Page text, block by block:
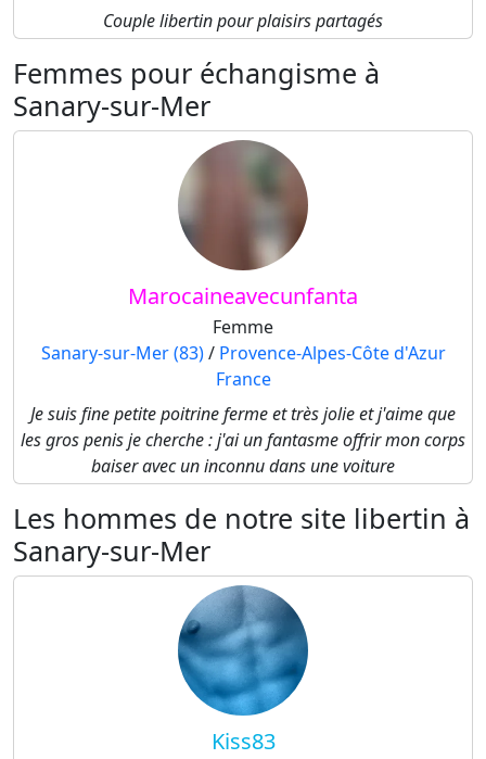
Couple libertin pour plaisirs partagés
Femmes pour échangisme à
Sanary-sur-Mer
Marocaineavecunfanta
Femme
Sanary-sur-Mer (83)/ Provence-Alpes-Côte d'Azur
France
Je suis fine petite poitrine ferme et très jolie et j'aime que
les gros penis je cherche : j'ai un fantasme offrir mon corps
baiser avec un inconnu dans une voiture
Les hommes de notre site libertin à
Sanary-sur-Mer
Kiss83